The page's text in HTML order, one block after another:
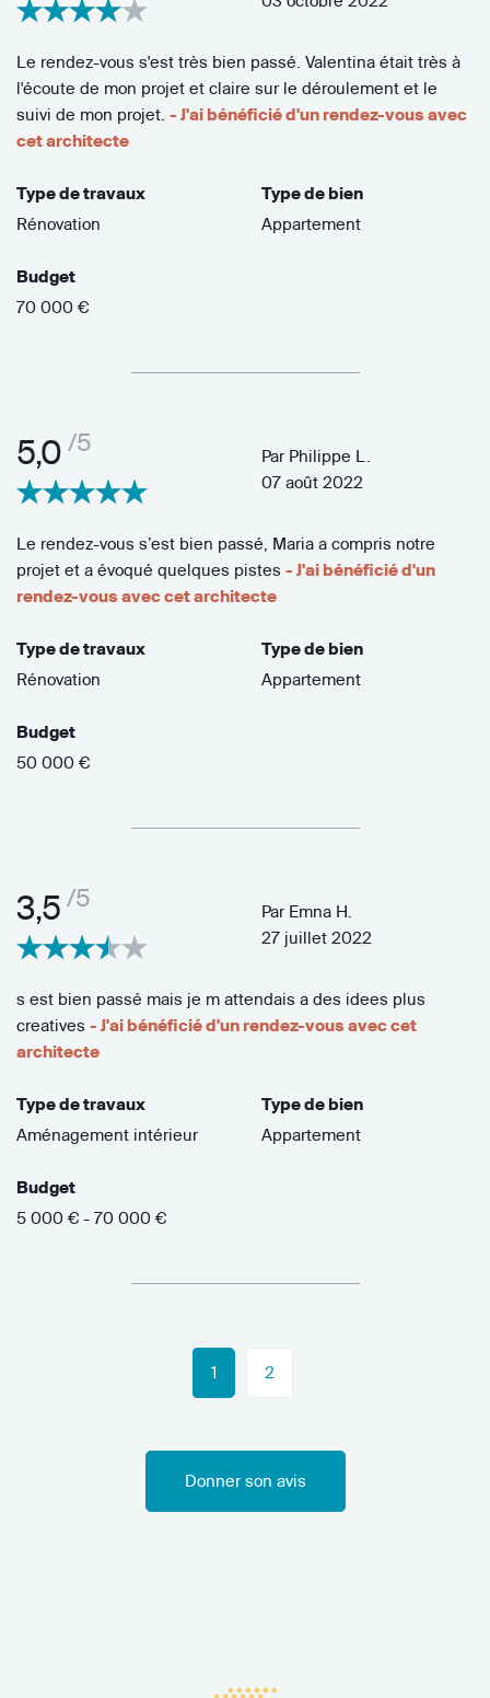
Le rendez-vous s'est très bien passé. Valentina était très à
l'écoute de mon projet et claire sur le déroulement et le
suivi de mon projet. - J'ai bénéficié d'un rendez-vous avec
cet architecte
Type de travaux
Rénovation
Type de bien
Appartement
Budget
70 000 €
5,0 /5 Par Philippe L.
07 août 2022
Le rendez-vous s’est bien passé, Maria a compris notre
projet et a évoqué quelques pistes - J'ai bénéficié d'un
rendez-vous avec cet architecte
Type de travaux
Rénovation
Type de bien
Appartement
Budget
50 000 €
3,5 /5 Par Emna H.
27 juillet 2022
s est bien passé mais je m attendais a des idees plus
creatives - J'ai bénéficié d'un rendez-vous avec cet
architecte
Type de travaux
Aménagement intérieur
Type de bien
Appartement
Budget
5 000 € - 70 000 €
1 2
Donner son avis